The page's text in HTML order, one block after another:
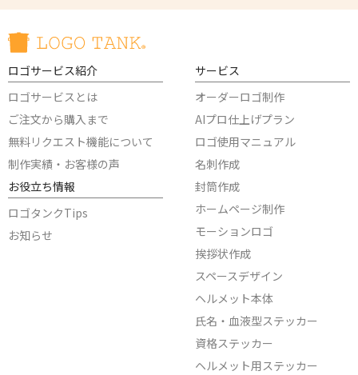
ロゴサービス紹介
ロゴサービスとは
ご注文から購入まで
無料リクエスト機能について
制作実績・お客様の声
お役立ち情報
ロゴタンクTips
お知らせ
サービス
オーダーロゴ制作
AIプロ仕上げプラン
ロゴ使用マニュアル
名刺作成
封筒作成
ホームページ制作
モーションロゴ
挨拶状作成
スペースデザイン
ヘルメット本体
氏名・血液型ステッカー
資格ステッカー
ヘルメット用ステッカー